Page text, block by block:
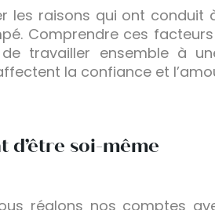
les raisons qui ont conduit
Comprendre ces
travailler ensemble à
la confiance et
d’être soi-même
réglons nos comptes